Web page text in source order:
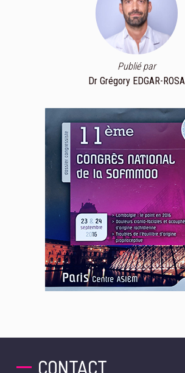
Publié par
Dr Grégory EDGAR-ROSA
CONTACT